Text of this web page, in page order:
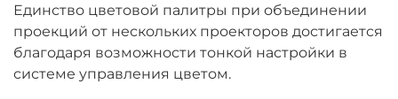
Единство цветовой палитры при объединении
проекций от нескольких проекторов достигается
благодаря возможности тонкой настройки в
системе управления цветом.